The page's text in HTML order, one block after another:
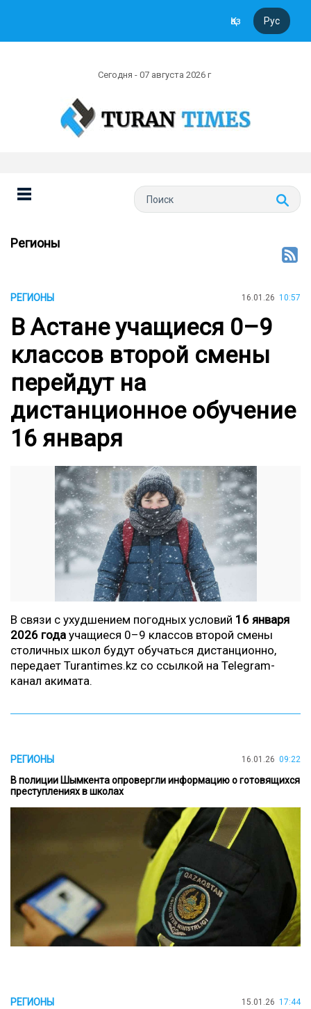
Қаз Рус
Сегодня - 07 августа 2026 г
Регионы
РЕГИОНЫ 16.01.26 10:57
В Астане учащиеся 0–9
классов второй смены
перейдут на
дистанционное обучение
16 января
В связи с ухудшением погодных условий 16 января
2026 года учащиеся 0–9 классов второй смены
столичных школ будут обучаться дистанционно,
передает Turantimes.kz со ссылкой на Telegram-
канал акимата.
РЕГИОНЫ 16.01.26 09:22
В полиции Шымкента опровергли информацию о готовящихся
преступлениях в школах
РЕГИОНЫ 15.01.26 17:44